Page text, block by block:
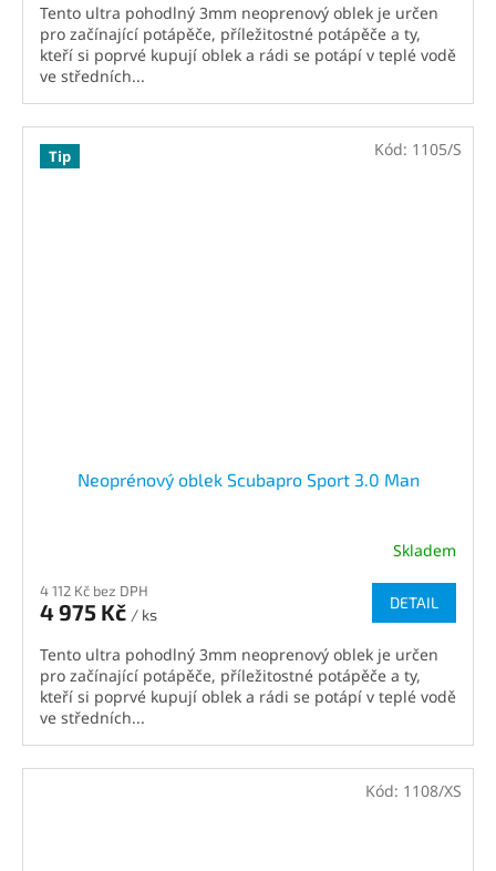
Tento ultra pohodlný 3mm neoprenový oblek je určen
pro začínající potápěče, příležitostné potápěče a ty,
kteří si poprvé kupují oblek a rádi se potápí v teplé vodě
ve středních...
Tip
Neoprénový oblek Scubapro Sport 3.0 Man
Skladem
4 112 Kč bez DPH
4 975 Kč / ks
DETAIL
Tento ultra pohodlný 3mm neoprenový oblek je určen
pro začínající potápěče, příležitostné potápěče a ty,
kteří si poprvé kupují oblek a rádi se potápí v teplé vodě
ve středních...
Kód: 1105/S
Kód: 1108/XS